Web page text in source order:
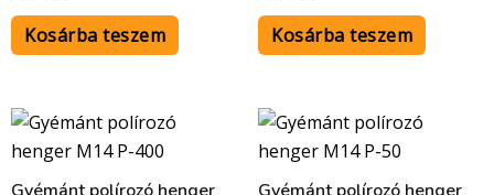
/
Kosárba teszem
/
Kosárba teszem